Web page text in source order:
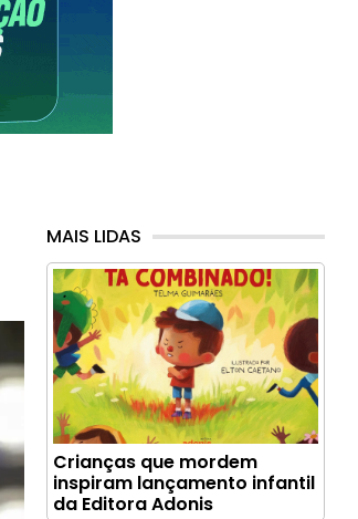
MAIS LIDAS
Crianças que mordem
inspiram lançamento infantil
da Editora Adonis